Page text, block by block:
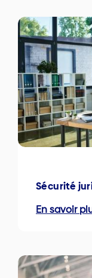
Sécurité
En savoir